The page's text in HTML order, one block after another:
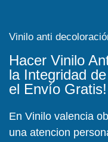
Vinilo anti
Hacer Vinilo
la Integridad
el Envío Gratis!
En Vinilo valencia
una atencion